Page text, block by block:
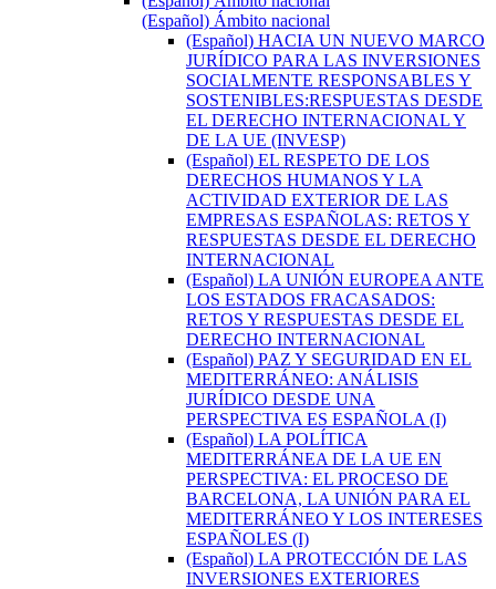
(Español) Ámbito nacional
(Español) HACIA UN NUEVO MARCO
JURÍDICO PARA LAS INVERSIONES
SOCIALMENTE RESPONSABLES Y
SOSTENIBLES:RESPUESTAS DESDE
EL DERECHO INTERNACIONAL Y
DE LA UE (INVESP)
(Español) EL RESPETO DE LOS
DERECHOS HUMANOS Y LA
ACTIVIDAD EXTERIOR DE LAS
EMPRESAS ESPAÑOLAS: RETOS Y
RESPUESTAS DESDE EL DERECHO
INTERNACIONAL
(Español) LA UNIÓN EUROPEA ANTE
LOS ESTADOS FRACASADOS:
RETOS Y RESPUESTAS DESDE EL
DERECHO INTERNACIONAL
(Español) PAZ Y SEGURIDAD EN EL
MEDITERRÁNEO: ANÁLISIS
JURÍDICO DESDE UNA
PERSPECTIVA ES ESPAÑOLA (I)
(Español) LA POLÍTICA
MEDITERRÁNEA DE LA UE EN
PERSPECTIVA: EL PROCESO DE
BARCELONA, LA UNIÓN PARA EL
MEDITERRÁNEO Y LOS INTERESES
ESPAÑOLES (I)
(Español) LA PROTECCIÓN DE LAS
INVERSIONES EXTERIORES